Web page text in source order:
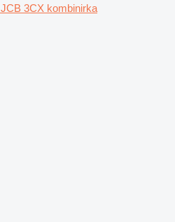
JCB 3CX kombinirka